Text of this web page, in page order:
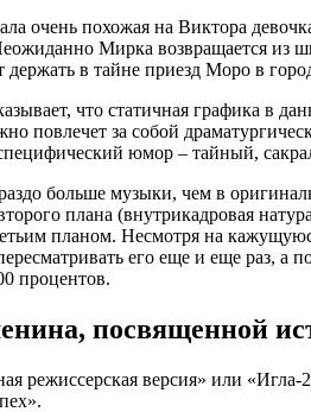
очень похожая на Виктора
Мирка возвращается из
держать в тайне приезд Моро в
что статичная графика в
повлечет за собой
юмор – тайный,
больше музыки, чем в
плана (внутрикадровая
планом. Несмотря на
его еще и еще раз,
процентов.
посвященной
версия» или «Игла-